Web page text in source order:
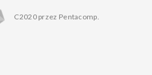
C2020 przez Pentacomp.